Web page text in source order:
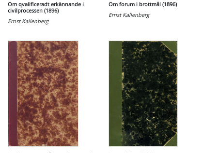
Om qvalificeradt erkännande i
civilprocessen (1896)
Ernst Kallenberg
Om forum i brottmål (1896)
Ernst Kallenberg